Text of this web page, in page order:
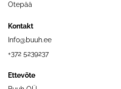
Otepää
Kontakt
Info@buuh.ee
+372 5239237
Ettevõte